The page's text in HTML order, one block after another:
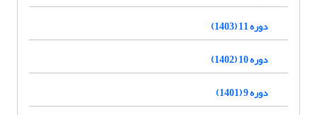
دوره 11 (1403)
دوره 10 (1402)
دوره 9 (1401)